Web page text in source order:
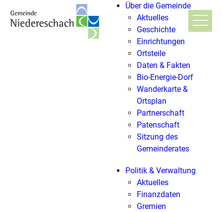
Über die Gemeinde
Aktuelles
Geschichte
Einrichtungen
Ortsteile
Daten & Fakten
Bio-Energie-Dorf
Wanderkarte &
Ortsplan
Partnerschaft
Patenschaft
Sitzung des
Gemeinderates
Politik & Verwaltung
Aktuelles
Finanzdaten
Gremien